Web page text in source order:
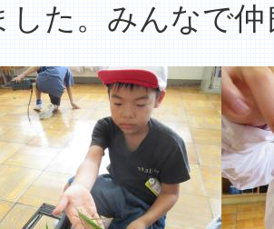
した。みんなで